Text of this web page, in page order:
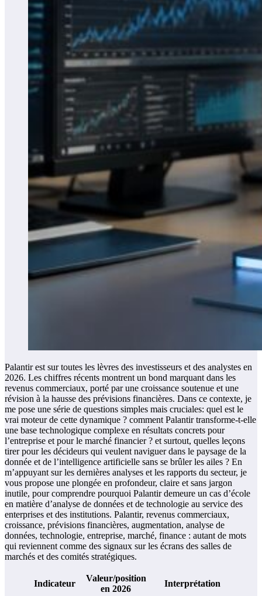
Palantir est sur toutes les lèvres des investisseurs et des analystes en
2026. Les chiffres récents montrent un bond marquant dans les
revenus commerciaux, porté par une croissance soutenue et une
révision à la hausse des prévisions financières. Dans ce contexte, je
me pose une série de questions simples mais cruciales: quel est le
vrai moteur de cette dynamique ? comment Palantir transforme-t-elle
une base technologique complexe en résultats concrets pour
l’entreprise et pour le marché financier ? et surtout, quelles leçons
tirer pour les décideurs qui veulent naviguer dans le paysage de la
donnée et de l’intelligence artificielle sans se brûler les ailes ? En
m’appuyant sur les dernières analyses et les rapports du secteur, je
vous propose une plongée en profondeur, claire et sans jargon
inutile, pour comprendre pourquoi Palantir demeure un cas d’école
en matière d’analyse de données et de technologie au service des
enterprises et des institutions. Palantir, revenus commerciaux,
croissance, prévisions financières, augmentation, analyse de
données, technologie, entreprise, marché, finance : autant de mots
qui reviennent comme des signaux sur les écrans des salles de
marchés et des comités stratégiques.
Indicateur
Valeur/position
en 2026
Interprétation